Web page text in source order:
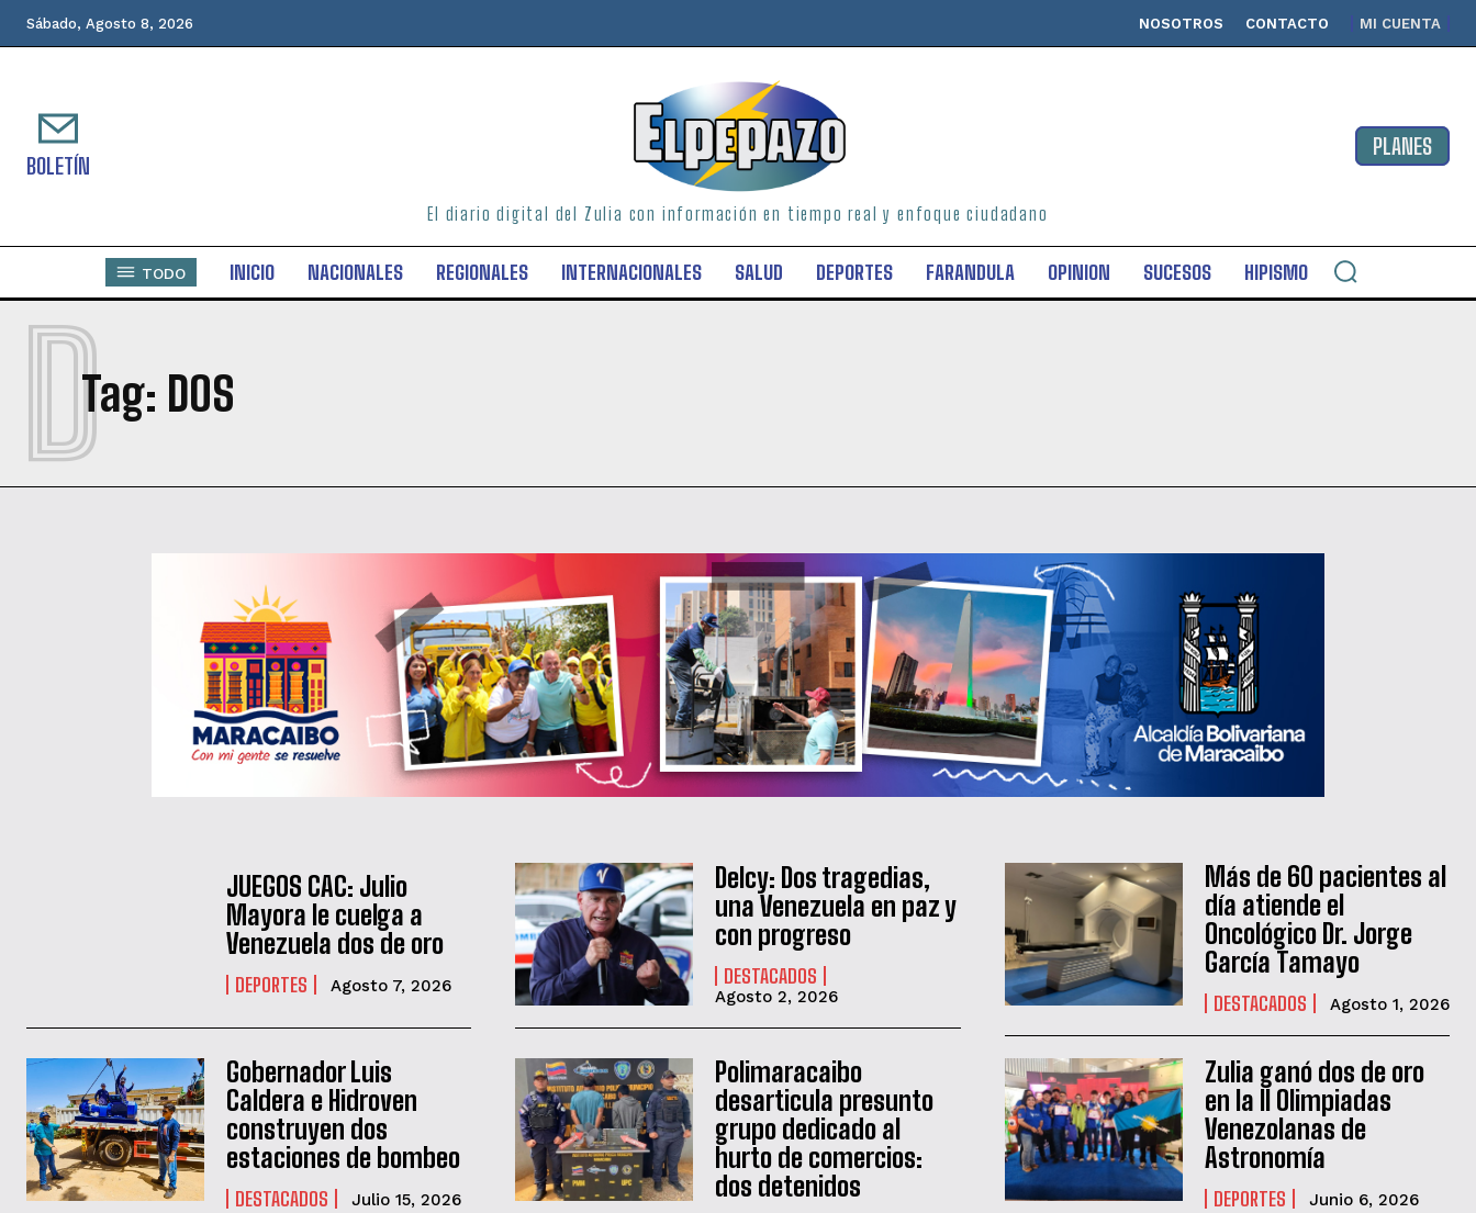
Sábado, Agosto 8, 2026 NOSOTROS CONTACTO MI CUENTA
BOLETÍN
El diario digital del Zulia con información en tiempo real y enfoque ciudadano
PLANES
TODO INICIO NACIONALES REGIONALES INTERNACIONALES SALUD DEPORTES FARANDULA OPINION SUCESOS HIPISMO
Tag: DOS
D
JUEGOS CAC: Julio
Mayora le cuelga a
Venezuela dos de oro
DEPORTES Agosto 7, 2026
Delcy: Dos tragedias,
una Venezuela en paz y
con progreso
DESTACADOS
Agosto 2, 2026
Más de 60 pacientes al
día atiende el
Oncológico Dr. Jorge
García Tamayo
DESTACADOS Agosto 1, 2026
Gobernador Luis
Caldera e Hidroven
construyen dos
estaciones de bombeo
DESTACADOS Julio 15, 2026
Polimaracaibo
desarticula presunto
grupo dedicado al
hurto de comercios:
dos detenidos
Zulia ganó dos de oro
en la II Olimpiadas
Venezolanas de
Astronomía
DEPORTES Junio 6, 2026